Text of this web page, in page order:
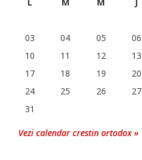
03
04 05 06
10
11 12 13
17
18 19 20
24
25 26 27
31
Vezi calendar crestin ortodox »